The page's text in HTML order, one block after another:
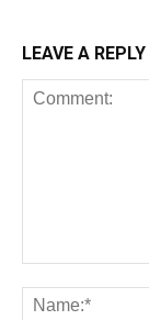
LEAVE A REPLY